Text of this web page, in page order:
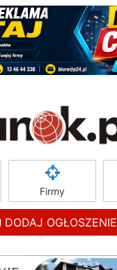
Firmy
DODAJ OGŁOSZENIE